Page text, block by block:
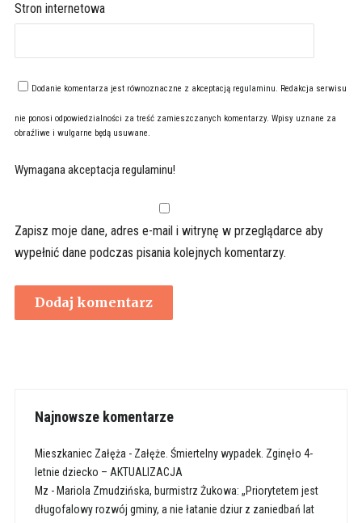
Stron internetowa
Dodanie komentarza jest równoznaczne z akceptacją regulaminu. Redakcja serwisu
nie ponosi odpowiedzialności za treść zamieszczanych komentarzy. Wpisy uznane za
obraźliwe i wulgarne będą usuwane.
Wymagana akceptacja regulaminu!
Zapisz moje dane, adres e-mail i witrynę w przeglądarce aby
wypełnić dane podczas pisania kolejnych komentarzy.
Najnowsze komentarze
Mieszkaniec Załęża - Załęże. Śmiertelny wypadek. Zginęło 4-
letnie dziecko – AKTUALIZACJA
Mz - Mariola Zmudzińska, burmistrz Żukowa: „Priorytetem jest
długofalowy rozwój gminy, a nie łatanie dziur z zaniedbań lat